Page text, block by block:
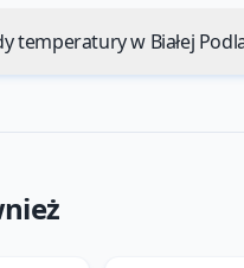
temperatury w Białej